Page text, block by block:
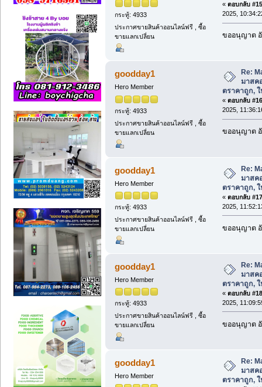
กระทู้: 4933
ประกาศขายสินค้าออนไลน์ฟรี , ซื้อ
ขายแลกเปลี่ยน
« ตอบกลับ
2025,
ขออนุญาต
goodday1
Hero Member
กระทู้: 4933
ประกาศขายสินค้าออนไลน์ฟรี , ซื้อ
ขายแลกเปลี่ยน
Re:
มาสค
ตราคาถูก,
« ตอบกลับ
2025,
ขออนุญาต
goodday1
Hero Member
กระทู้: 4933
ประกาศขายสินค้าออนไลน์ฟรี , ซื้อ
ขายแลกเปลี่ยน
Re:
มาสค
ตราคาถูก,
« ตอบกลับ
2025,
ขออนุญาต
goodday1
Hero Member
กระทู้: 4933
ประกาศขายสินค้าออนไลน์ฟรี , ซื้อ
ขายแลกเปลี่ยน
Re:
มาสค
ตราคาถูก,
« ตอบกลับ
2025,
ขออนุญาต
goodday1
Hero Member
Re:
มาสค
ตราคาถูก,